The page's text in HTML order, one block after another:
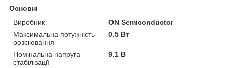
Основні
Виробник
ON Semiconductor
Максимальна потужність
розсіювання
0.5 Вт
Номінальна напруга
стабілізації
9.1 В